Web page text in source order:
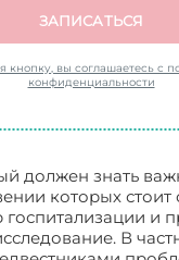
ЗАПИСАТЬСЯ
кнопку, вы соглашаетесь с
конфиденциальности
должен знать
которых стоит
госпитализации и
В